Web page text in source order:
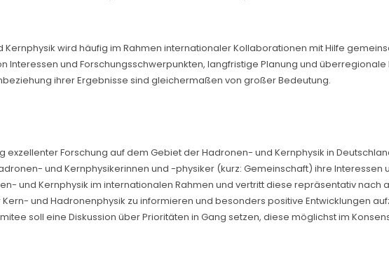
Kernphysik wird häufig im Rahmen internationaler Kollaborationen mit Hilfe
Interessen und Forschungsschwerpunkten, langfristige Planung und
ihrer Ergebnisse sind gleichermaßen von großer Bedeutung.
Forschung auf dem Gebiet der Hadronen- und Kernphysik in
und Kernphysikerinnen und -physiker (kurz: Gemeinschaft) ihre Interessen
und Kernphysik im internationalen Rahmen und vertritt diese repräsentativ nach
und Hadronenphysik zu informieren und besonders positive Entwicklungen
soll eine Diskussion über Prioritäten in Gang setzen, diese möglichst im